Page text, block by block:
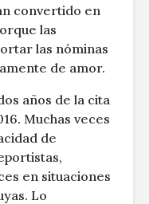
convertido en
las
las nóminas
de amor.
años de la cita
Muchas veces
de
en situaciones
Lo